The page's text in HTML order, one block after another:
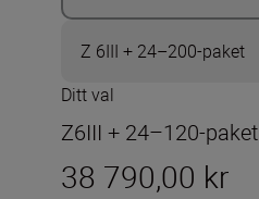
Z 6III + 24–200-paket
Ditt val
Z6III + 24–120-paket
38 790,00 kr